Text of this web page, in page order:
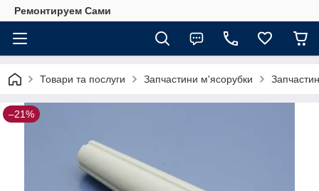
Ремонтируем Сами
Товари та послуги Запчастини м'ясорубки
–21%